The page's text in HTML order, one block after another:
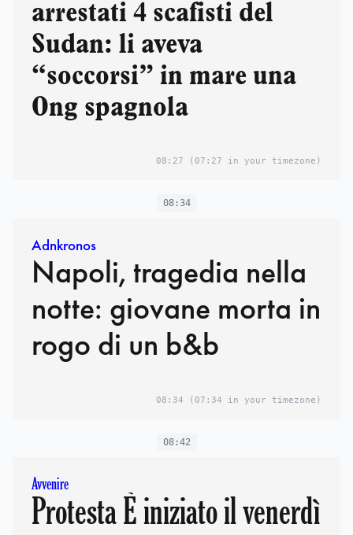
arrestati 4 scafisti del
Sudan: li aveva
“soccorsi” in mare una
Ong spagnola
08:27 (07:27 in your timezone)
08:34
Adnkronos
Napoli, tragedia nella
notte: giovane morta in
rogo di un b&b
08:34 (07:34 in your timezone)
08:42
Avvenire
Protesta È iniziato il venerdì